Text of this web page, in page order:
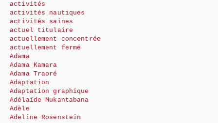
activités
activités nautiques
activités saines
actuel titulaire
actuellement concentrée
actuellement fermé
Adama
Adama Kamara
Adama Traoré
Adaptation
Adaptation graphique
Adélaïde Mukantabana
Adèle
Adeline Rosenstein